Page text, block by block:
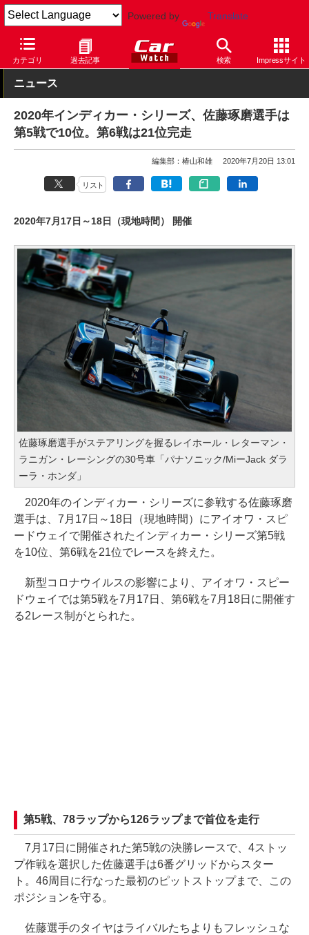
Powered by Translate
カテゴリ 過去記事 検索 Impressサイト
Car Watch モータースポーツ
ニュース
2020年インディカー・シリーズ、佐藤琢磨選手は
第5戦で10位。第6戦は21位完走
編集部：椿山和雄 2020年7月20日 13:01
リスト
2020年7月17日～18日（現地時間） 開催
佐藤琢磨選手がステアリングを握るレイホール・レターマン・
ラニガン・レーシングの30号車「パナソニック/MiーJack ダラ
ーラ・ホンダ」
2020年のインディカー・シリーズに参戦する佐藤琢磨
選手は、7月17日～18日（現地時間）にアイオワ・スピ
ードウェイで開催されたインディカー・シリーズ第5戦
を10位、第6戦を21位でレースを終えた。
新型コロナウイルスの影響により、アイオワ・スピー
ドウェイでは第5戦を7月17日、第6戦を7月18日に開催す
る2レース制がとられた。
第5戦、78ラップから126ラップまで首位を走行
7月17日に開催された第5戦の決勝レースで、4ストッ
プ作戦を選択した佐藤選手は6番グリッドからスター
ト。46周目に行なった最初のピットストップまで、この
ポジションを守る。
佐藤選手のタイヤはライバルたちよりもフレッシュな